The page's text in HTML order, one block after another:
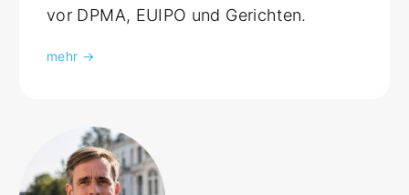
vor DPMA, EUIPO und Gerichten.
mehr →